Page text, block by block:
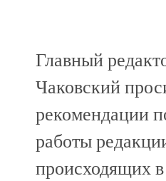
Главный
Чаковский
рекомендации
работы
происходящих